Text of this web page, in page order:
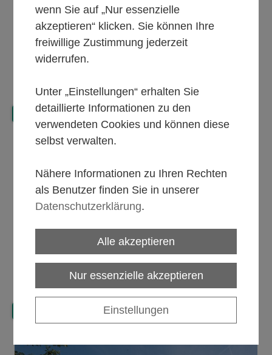
>> Maßmöbel
wenn Sie auf „Nur essenzielle
akzeptieren“ klicken. Sie können Ihre
freiwillige Zustimmung jederzeit
widerrufen.
Unter „Einstellungen“ erhalten Sie
detaillierte Informationen zu den
verwendeten Cookies und können diese
selbst verwalten.
Nähere Informationen zu Ihren Rechten
als Benutzer finden Sie in unserer
Datenschutzerklärung.
Alle akzeptieren
Nur essenzielle akzeptieren
Einstellungen